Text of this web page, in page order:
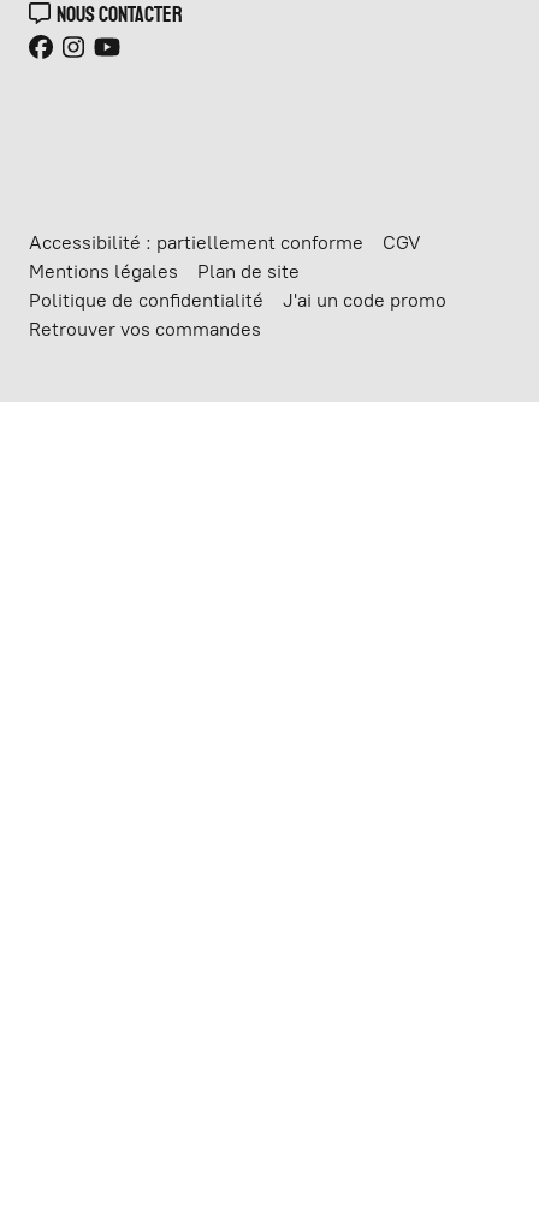
NOUS CONTACTER
Accessibilité : partiellement conforme
CGV
Mentions légales
Plan de site
Politique de confidentialité
J'ai un code promo
Retrouver vos commandes